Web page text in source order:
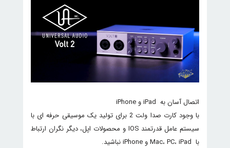
اتصال آسان به iPad و iPhone
با وجود کارت صدا ولت 2 برای تولید یک موسیقی حرفه ای با
سیستم عامل قدرتمند IOS و محصولات اپل، دیگر نگران ارتباط
با Mac، PC، iPad و iPhone نباشید.